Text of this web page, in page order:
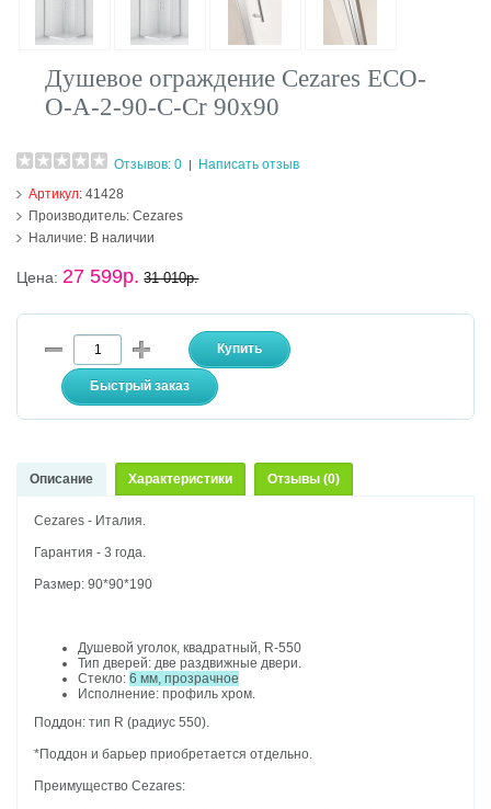
Душевое ограждение Cezares ECO-
O-A-2-90-C-Cr 90х90
Отзывов: 0
Написать отзыв
Артикул:41428
Производитель: Cezares
Наличие: В наличии
Цена:27 599р. 31 010р.
Описание Характеристики Отзывы (0)
Cezares - Италия.
Гарантия - 3 года.
Размер: 90*90*190
Душевой уголок, квадратный, R-550
Тип дверей: две раздвижные двери.
Стекло:6 мм, прозрачное
Исполнение: профиль хром.
Поддон: тип R (радиус 550).
*Поддон и барьер приобретается отдельно.
Преимущество Cezares: